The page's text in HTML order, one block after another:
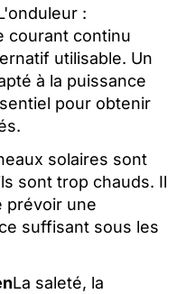
:
courant continu
utilisable. Un
à la puissance
pour obtenir
solaires sont
sont trop chauds. Il
prévoir une
suffisant sous les
La saleté, la